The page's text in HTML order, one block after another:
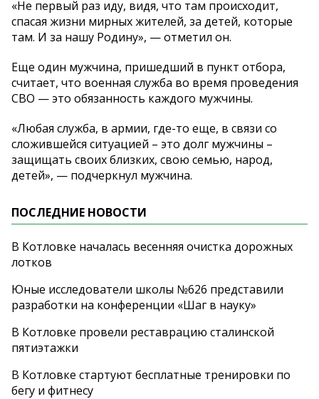
«Не первый раз иду, видя, что там происходит,
спасая жизни мирных жителей, за детей, которые
там. И за нашу Родину», — отметил он.
Еще один мужчина, пришедший в пункт отбора,
считает, что военная служба во время проведения
СВО — это обязанность каждого мужчины.
«Любая служба, в армии, где-то еще, в связи со
сложившейся ситуацией – это долг мужчины –
защищать своих близких, свою семью, народ,
детей», — подчеркнул мужчина.
ПОСЛЕДНИЕ НОВОСТИ
В Котловке началась весенняя очистка дорожных
лотков
Юные исследователи школы №626 представили
разработки на конференции «Шаг в науку»
В Котловке провели реставрацию сталинской
пятиэтажки
В Котловке стартуют бесплатные тренировки по
бегу и фитнесу